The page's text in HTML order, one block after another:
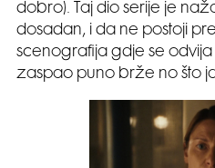
dobro). Taj dio serije je
dosadan, i da ne postoji
scenografija gdje se odvija
zaspao puno brže no što